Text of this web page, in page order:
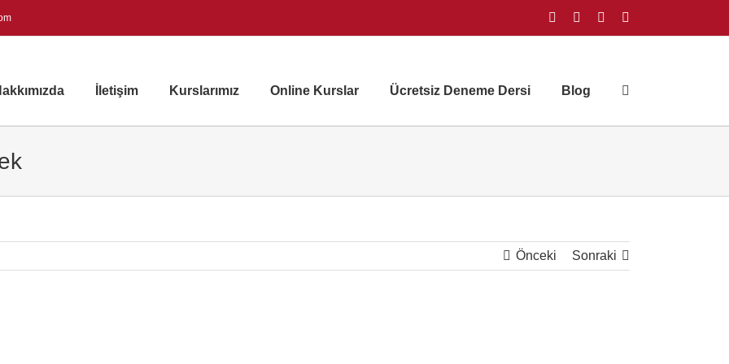
FacebookInstagram
İletişim Kurslarımız Online Kurslar Ücretsiz Deneme Dersi Blog
Önceki Sonraki